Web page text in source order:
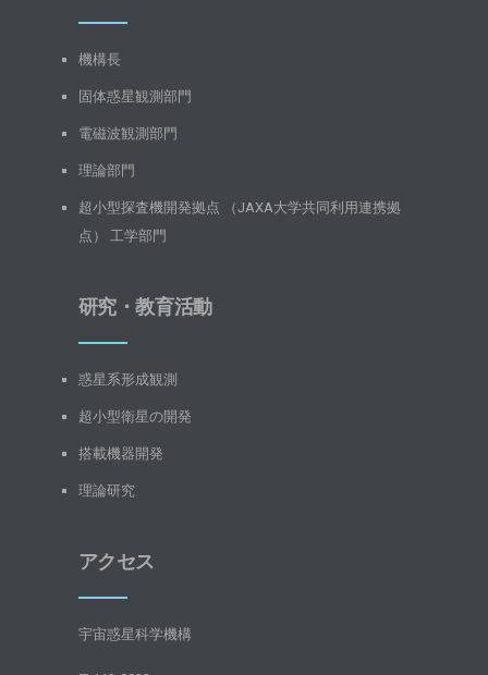
機構長
固体惑星観測部門
電磁波観測部門
理論部門
超小型探査機開発拠点 （JAXA大学共同利用連携拠
点） 工学部門
研究・教育活動
惑星系形成観測
超小型衛星の開発
搭載機器開発
理論研究
アクセス
宇宙惑星科学機構